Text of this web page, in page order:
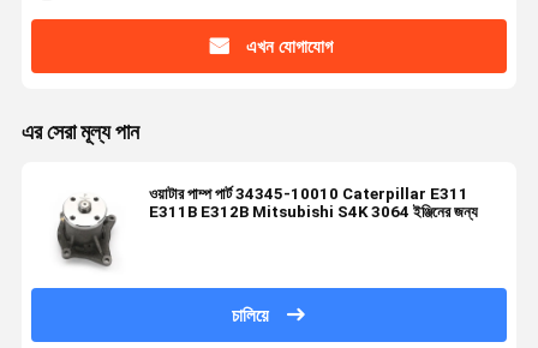
এখন যোগাযোগ
এর সেরা মূল্য পান
ওয়াটার পাম্প পার্ট 34345-10010 Caterpillar E311
E311B E312B Mitsubishi S4K 3064 ইঞ্জিনের জন্য
চালিয়ে